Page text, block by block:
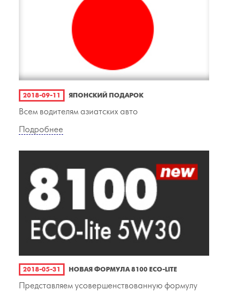
2018-09-11 ЯПОНСКИЙ ПОДАРОК
Всем водителям азиатских авто
Подробнее
2018-05-31 НОВАЯ ФОРМУЛА 8100 ECO-LITE
Представляем усовершенствованную формулу